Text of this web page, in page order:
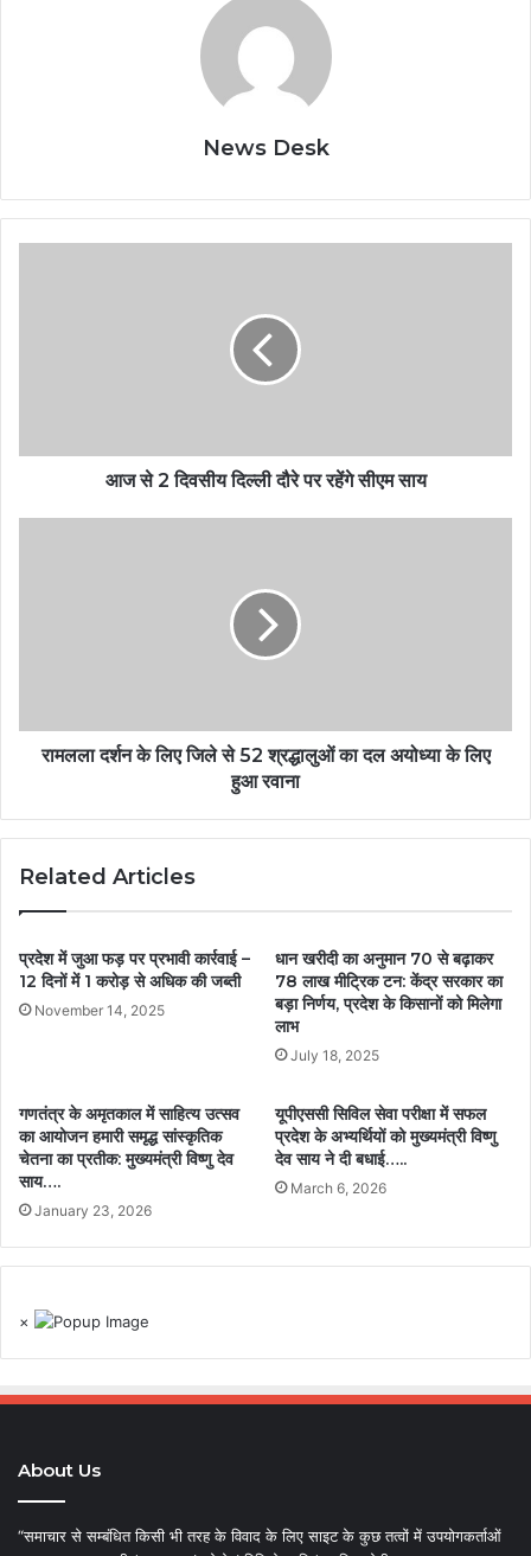
News Desk
आज से 2 दिवसीय दिल्ली दौरे पर रहेंगे सीएम साय
रामलला दर्शन के लिए जिले से 52 श्रद्धालुओं का दल अयोध्या के लिए
हुआ रवाना
Related Articles
प्रदेश में जुआ फड़ पर प्रभावी कार्रवाई –
12 दिनों में 1 करोड़ से अधिक की जब्ती
November 14, 2025
धान खरीदी का अनुमान 70 से बढ़ाकर
78 लाख मीट्रिक टन: केंद्र सरकार का
बड़ा निर्णय, प्रदेश के किसानों को मिलेगा
लाभ
July 18, 2025
गणतंत्र के अमृतकाल में साहित्य उत्सव
का आयोजन हमारी समृद्ध सांस्कृतिक
चेतना का प्रतीक: मुख्यमंत्री विष्णु देव
साय….
January 23, 2026
यूपीएससी सिविल सेवा परीक्षा में सफल
प्रदेश के अभ्यर्थियों को मुख्यमंत्री विष्णु
देव साय ने दी बधाई…..
March 6, 2026
×
About Us
“समाचार से सम्बंधित किसी भी तरह के विवाद के लिए साइट के कुछ तत्वों में उपयोगकर्ताओं